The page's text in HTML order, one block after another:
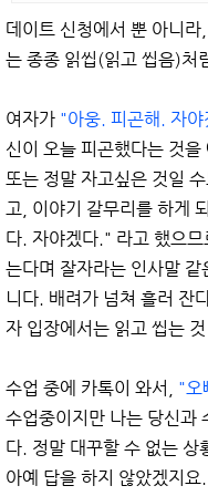
데이트 신청에서 뿐 아니
는 종종 읽씹(읽고 씹음)처
여자가 "아웅. 피곤해. 자
신이 오늘 피곤했다는 것을
또는 정말 자고싶은 것일
고, 이야기 갈무리를 하게
다. 자야겠다." 라고 했으
는다며 잘자라는 인사말
니다. 배려가 넘쳐 흘러 잔
자 입장에서는 읽고 씹는
수업 중에 카톡이 와서, "오
수업중이지만 나는 당신과
다. 정말 대꾸할 수 없는 상
아예 답을 하지 않았겠지